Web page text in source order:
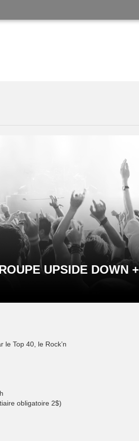
UPSIDE DOWN +
Top 40, le Rock’n
obligatoire 2$)